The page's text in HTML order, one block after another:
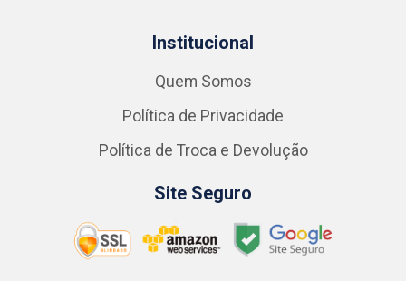
Institucional
Quem Somos
Política de Privacidade
Política de Troca e Devolução
Site Seguro